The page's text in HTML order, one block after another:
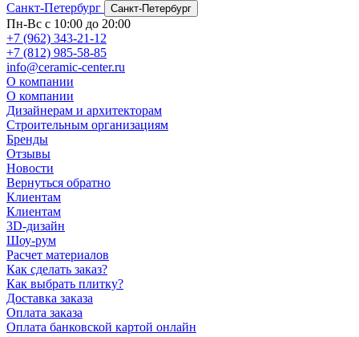
Санкт-Петербург
Санкт-Петербург
Пн-Вс с 10:00 до 20:00
+7 (962) 343-21-12
+7 (812) 985-58-85
info@ceramic-center.ru
О компании
О компании
Дизайнерам и архитекторам
Строительным организациям
Бренды
Отзывы
Новости
Вернуться обратно
Клиентам
Клиентам
3D-дизайн
Шоу-рум
Расчет материалов
Как сделать заказ?
Как выбрать плитку?
Доставка заказа
Оплата заказа
Оплата банковской картой онлайн